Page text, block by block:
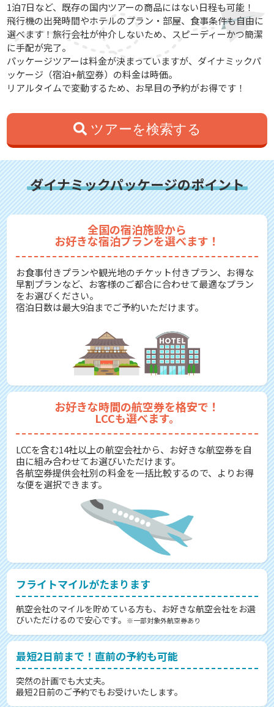
1泊7日など、既存の国内ツアーの商品にはない日程も可能！
飛行機の出発時間やホテルのプラン・部屋、食事条件も自由に
選べます！旅行会社が仲介しないため、スピーディーかつ簡潔
に手配が完了。
パッケージツアーは料金が決まっていますが、ダイナミックパ
ッケージ（宿泊+航空券）の料金は時価。
リアルタイムで変動するため、お早目の予約がお得です！
ツアーを検索する
ダイナミックパッケージのポイント
全国の宿泊施設から
お好きな宿泊プランを選べます！
お食事付きプランや観光地のチケット付きプラン、お得な
早割プランなど、お客様のご都合に合わせて最適なプラン
をお選びください。
宿泊日数は最大9泊までご予約いただけます。
お好きな時間の航空券を格安で！
LCCも選べます。
LCCを含む14社以上の航空会社から、お好きな航空券を自
由に組み合わせてお選びいただけます。
各航空券提供会社別の料金を一括比較するので、よりお得
な便を選択できます。
フライトマイルがたまります
航空会社のマイルを貯めている方も、お好きな航空会社をお選
びいただけるので安心です。
※一部対象外航空券あり
最短2日前まで！直前の予約も可能
突然の計画でも大丈夫。
最短2日前のご予約でもお受けいたします。